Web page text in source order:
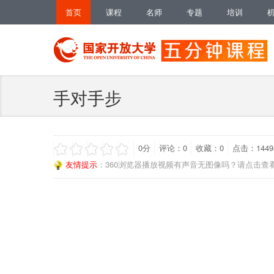
首页 课程 名师 专题 培训
手对手步
0分 评论： 0 收藏： 0
点击：
友情提示 ：360浏览器播放视频有声音无图像吗？请点击查